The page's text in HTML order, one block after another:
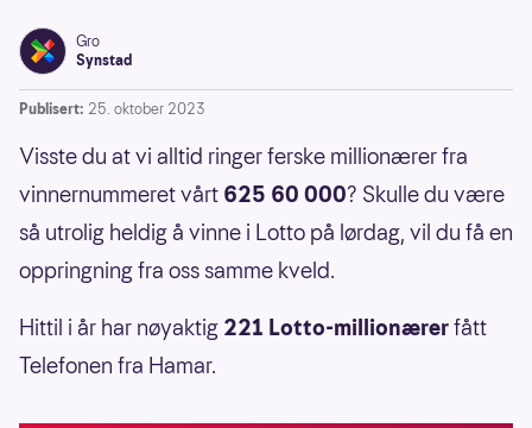
Gro
Synstad
Publisert: 25. oktober 2023
Visste du at vi alltid ringer ferske millionærer fra
vinnernummeret vårt 625 60 000? Skulle du være
så utrolig heldig å vinne i Lotto på lørdag, vil du få en
oppringning fra oss samme kveld.
Hittil i år har nøyaktig 221 Lotto-millionærerfått
Telefonen fra Hamar.